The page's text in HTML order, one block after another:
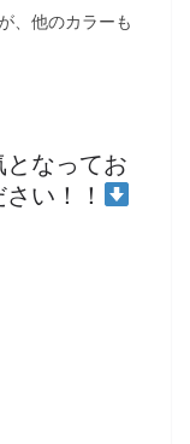
、他のカラーも
なってお
い！！